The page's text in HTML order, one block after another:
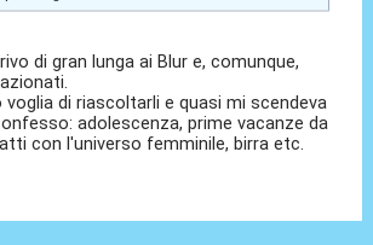
di gran lunga ai Blur e, comunque,
voglia di riascoltarli e quasi mi scendeva
adolescenza, prime vacanze da
con l'universo femminile, birra etc.